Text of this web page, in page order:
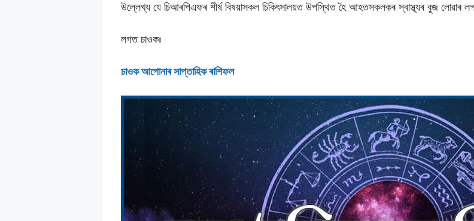
উল্লেখ্য যে চিআৰপিএফৰ শীৰ্ষ বিষয়াসকল চিকিৎসালয়ত উপস্থিত হৈ আহতসকলকৰ স্বাস্থ্যৰ বুজ লােৱাৰ
লগত চাওকঃ
চাওক আপােনাৰ সাপ্তাহিক ৰাশিফল